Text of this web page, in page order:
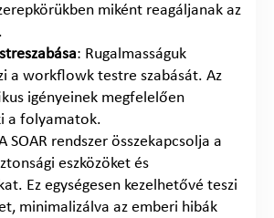
miként reagáljanak az
: Rugalmasságuk
a workflowk testre szabását. Az
igényeinek megfelelően
a folyamatok.
SOAR rendszer összekapcsolja a
eszközöket és
Ez egységesen kezelhetővé teszi
minimalizálva az emberi hibák